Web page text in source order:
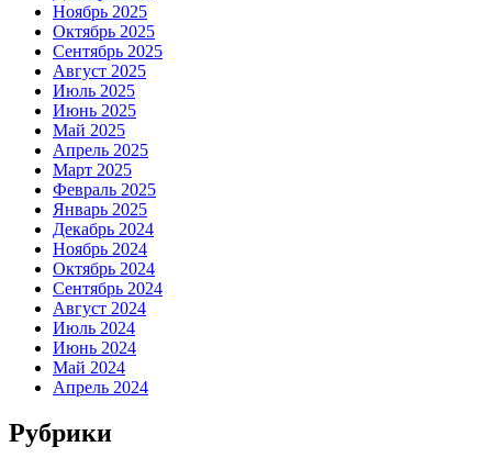
Ноябрь 2025
Октябрь 2025
Сентябрь 2025
Август 2025
Июль 2025
Июнь 2025
Май 2025
Апрель 2025
Март 2025
Февраль 2025
Январь 2025
Декабрь 2024
Ноябрь 2024
Октябрь 2024
Сентябрь 2024
Август 2024
Июль 2024
Июнь 2024
Май 2024
Апрель 2024
Рубрики